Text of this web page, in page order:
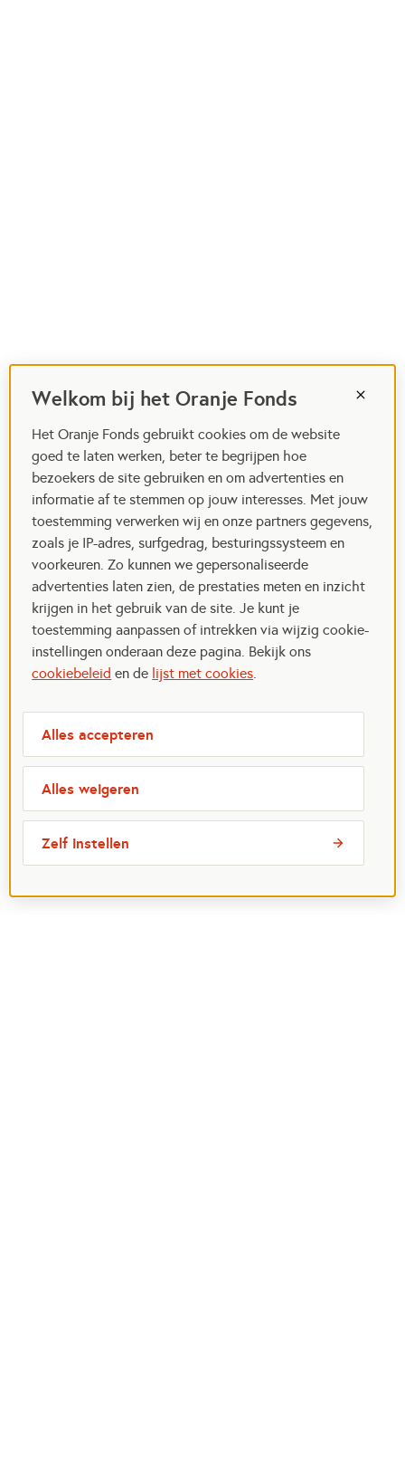
Welkom bij het Oranje Fonds
Het Oranje Fonds gebruikt cookies om de website
goed te laten werken, beter te begrijpen hoe
bezoekers de site gebruiken en om advertenties en
informatie af te stemmen op jouw interesses. Met jouw
toestemming verwerken wij en onze partners gegevens,
zoals je IP-adres, surfgedrag, besturingssysteem en
voorkeuren. Zo kunnen we gepersonaliseerde
advertenties laten zien, de prestaties meten en inzicht
krijgen in het gebruik van de site. Je kunt je
toestemming aanpassen of intrekken via wijzig cookie-
instellingen onderaan deze pagina. Bekijk ons
cookiebeleid en de lijst met cookies.
Alles accepteren
Alles weigeren
Zelf instellen